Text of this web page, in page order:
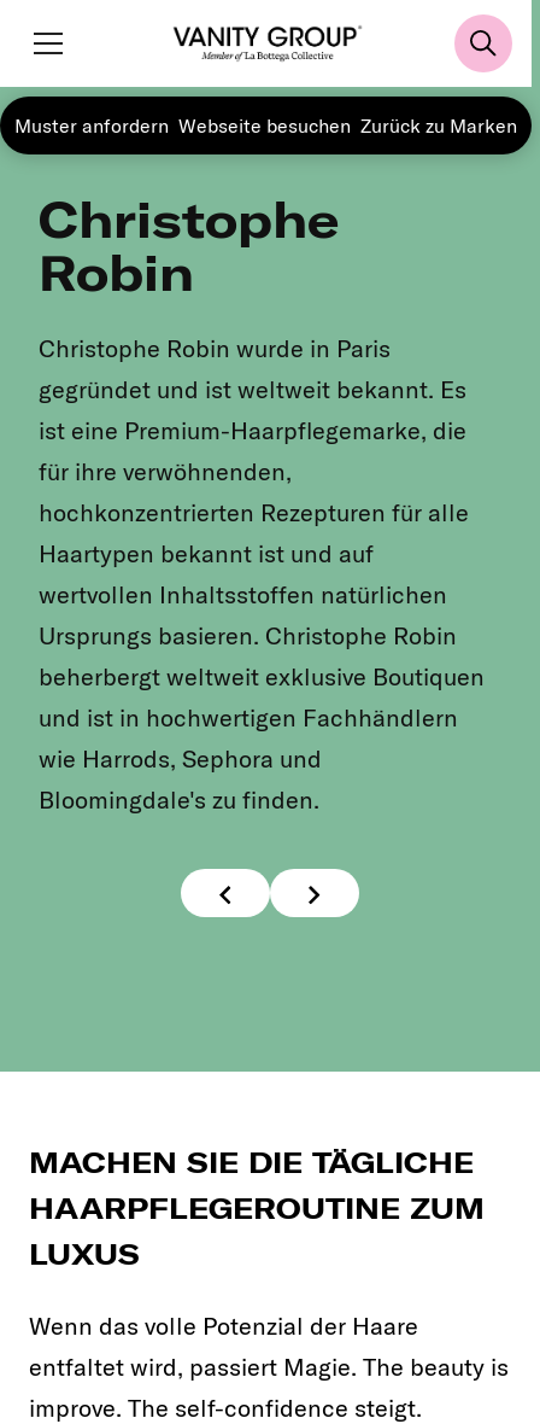
Muster anfordern Webseite besuchen Zurück zu Marken
Christophe
Robin
Christophe Robin wurde in Paris
gegründet und ist weltweit bekannt. Es
ist eine Premium-Haarpflegemarke, die
für ihre verwöhnenden,
hochkonzentrierten Rezepturen für alle
Haartypen bekannt ist und auf
wertvollen Inhaltsstoffen natürlichen
Ursprungs basieren. Christophe Robin
beherbergt weltweit exklusive Boutiquen
und ist in hochwertigen Fachhändlern
wie Harrods, Sephora und
Bloomingdale's zu finden.
MACHEN SIE DIE TÄGLICHE
HAARPFLEGEROUTINE ZUM
LUXUS
Wenn das volle Potenzial der Haare
entfaltet wird, passiert Magie. The beauty is
improve. The self-confidence steigt.